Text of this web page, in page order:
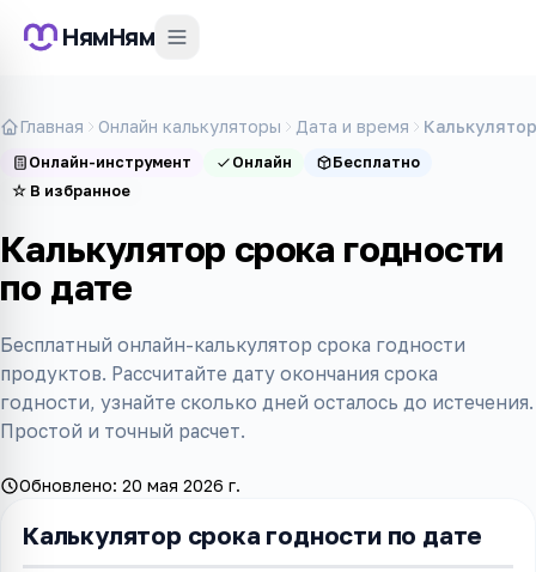
НямНям
Главная Онлайн калькуляторы Дата и время
Онлайн-инструмент Онлайн
Бесплатно
☆ В избранное
Калькулятор срока годности
по дате
Бесплатный онлайн-калькулятор срока годности
продуктов. Рассчитайте дату окончания срока
годности, узнайте сколько дней осталось до истечения.
Простой и точный расчет.
Обновлено: 20 мая 2026 г.
Калькулятор срока годности по дате